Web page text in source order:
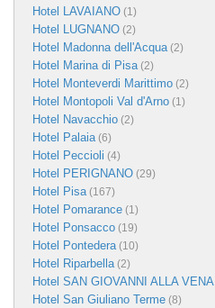
Hotel LAVAIANO (1)
Hotel LUGNANO (2)
Hotel Madonna dell'Acqua(2)
Hotel Marina di Pisa(2)
Hotel Monteverdi Marittimo (2)
Hotel Montopoli Val d'Arno (1)
Hotel Navacchio (2)
Hotel Palaia(6)
Hotel Peccioli (4)
Hotel PERIGNANO (29)
Hotel Pisa(167)
Hotel Pomarance (1)
Hotel Ponsacco (19)
Hotel Pontedera(10)
Hotel Riparbella(2)
Hotel SAN GIOVANNI ALLA VENA
Hotel San Giuliano Terme (8)